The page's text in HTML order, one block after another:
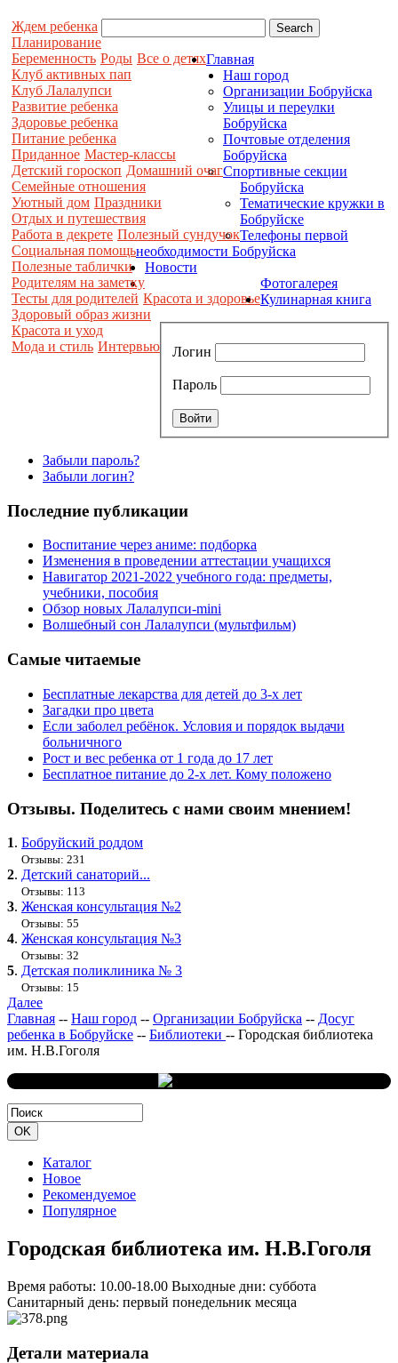
Ждем ребенка
Планирование
Беременность Роды Все о детях
Клуб активных пап
Клуб Лалалупси
Развитие ребенка
Здоровье ребенка
Питание ребенка
Приданное Мастер-классы
Детский гороскоп Домашний очаг
Семейные отношения
Уютный дом Праздники
Отдых и путешествия
Работа в декрете Полезный сундучок
Социальная помощь
Полезные таблички
Родителям на заметку
Тесты для родителей Красота и здоровье
Здоровый образ жизни
Красота и уход
Мода и стиль Интервью
Главная
Наш город
Организации Бобруйска
Улицы и переулки
Бобруйска
Почтовые отделения
Бобруйска
Спортивные секции
Бобруйска
Тематические кружки в
Бобруйске
Телефоны первой
необходимости Бобруйска
Новости
Фотогалерея
Кулинарная книга
Логин
Пароль
Забыли пароль?
Забыли логин?
Последние публикации
Воспитание через аниме: подборка
Изменения в проведении аттестации учащихся
Навигатор 2021-2022 учебного года: предметы,
учебники, пособия
Обзор новых Лалалупси-mini
Волшебный сон Лалалупси (мультфильм)
Самые читаемые
Бесплатные лекарства для детей до 3-х лет
Загадки про цвета
Если заболел ребёнок. Условия и порядок выдачи
больничного
Рост и вес ребенка от 1 года до 17 лет
Бесплатное питание до 2-х лет. Кому положено
Отзывы. Поделитесь с нами своим мнением!
1. Бобруйский роддом
Отзывы: 231
2. Детский санаторий...
Отзывы: 113
3. Женская консультация №2
Отзывы: 55
4. Женская консультация №3
Отзывы: 32
5. Детская поликлиника № 3
Отзывы: 15
Далее
Главная -- Наш город -- Организации Бобруйска -- Досуг
ребенка в Бобруйске -- Библиотеки -- Городская библиотека
им. Н.В.Гоголя
Каталог
Новое
Рекомендуемое
Популярное
Городская библиотека им. Н.В.Гоголя
Время работы: 10.00-18.00 Выходные дни: cуббота
Санитарный день: первый понедельник месяца
Детали материала